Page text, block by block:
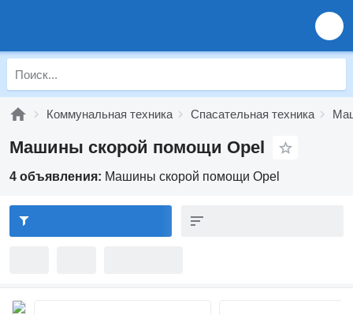
Коммунальная техника Спасательная техника
Машины скорой помощи Opel
4 объявления: Машины скорой помощи Opel